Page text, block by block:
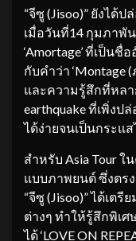
“จีซู (Jisoo)” ยังได้
เมื่อวันที่14 กุมภาพั
‘Amortage’ ที่เป็นชื่
กับคำว่า ‘Montage
และความรู้สึกที่หล
earthquake ที่เพิ่งป
ได้ง่ายจนเป็นกระแ
สำหรับ Asia Tour ใ
แบบภาพยนต์ ซึ่งตร
“จีซู (Jisoo)” ได้เต
ต่างๆ ทำให้รู้สึกพิเ
ได้ ‘LOVE ON